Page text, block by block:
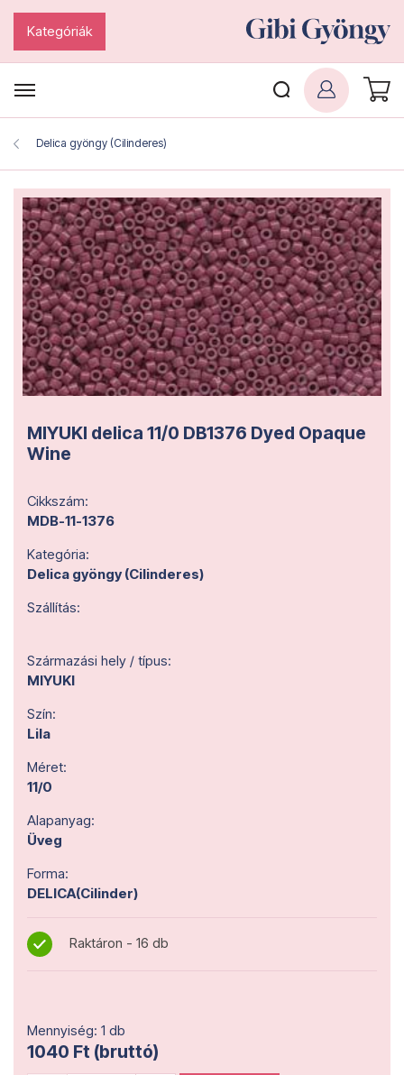
Kategóriák
Delica gyöngy (Cilinderes)
MIYUKI delica 11/0 DB1376 Dyed Opaque
Wine
Cikkszám:
MDB-11-1376
Kategória:
Delica gyöngy (Cilinderes)
Szállítás:
Származási hely / típus:
MIYUKI
Szín:
Lila
Méret:
11/0
Alapanyag:
Üveg
Forma:
DELICA(Cilinder)
Raktáron - 16 db
Mennyiség: 1 db
1040 Ft (bruttó)